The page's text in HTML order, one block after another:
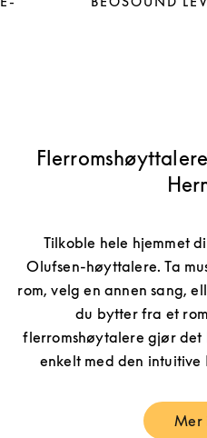
Tilkoble hele hjemmet
Olufsen-høyttalere. Ta
rom, velg en annen sang,
du bytter fra et
flerromshøytalere gjør det
enkelt med den
Mer